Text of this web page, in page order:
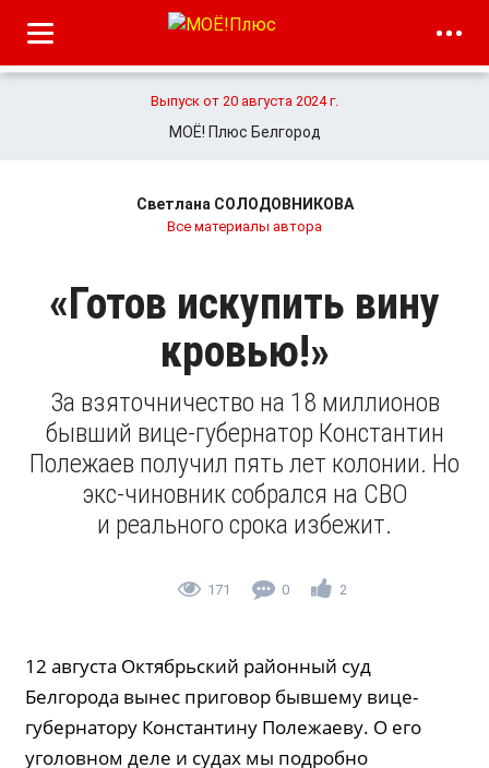
Выпуск от 20 августа 2024 г.
МОЁ! Плюс Белгород
Светлана СОЛОДОВНИКОВА
Все материалы автора
«Готов искупить вину
кровью!»
За взяточничество на 18 миллионов
бывший вице-губернатор Константин
Полежаев получил пять лет колонии. Но
экс-чиновник собрался на СВО
и реального срока избежит.
171 0 2
12 августа Октябрьский районный суд
Белгорода вынес приговор бывшему вице-
губернатору Константину Полежаеву. О его
уголовном деле и судах мы подробно